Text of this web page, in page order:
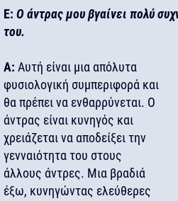
Ε: Ο άντρας μου βγαίνει πολύ
του.
Α: Αυτή είναι μια απόλυτα
φυσιολογική συμπεριφορά και
θα πρέπει να ενθαρρύνεται. Ο
άντρας είναι κυνηγός και
χρειάζεται να αποδείξει την
γενναιότητα του στους
άλλους άντρες. Μια βραδιά
έξω, κυνηγώντας ελεύθερες